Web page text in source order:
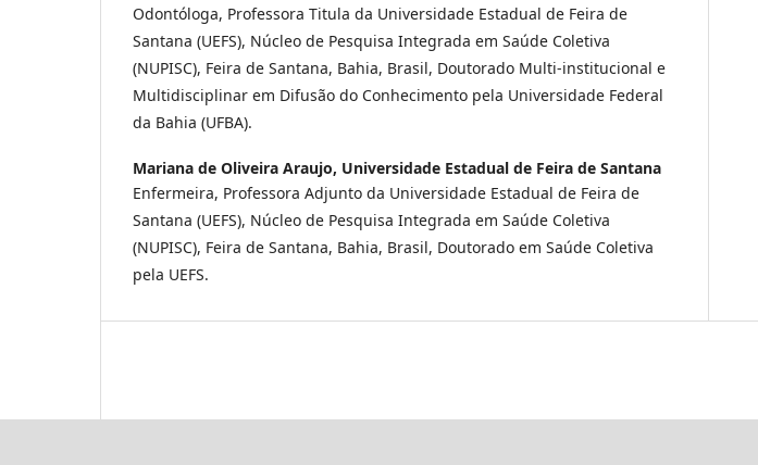
Odontóloga, Professora Titula da Universidade Estadual de Feira de
Santana (UEFS), Núcleo de Pesquisa Integrada em Saúde Coletiva
(NUPISC), Feira de Santana, Bahia, Brasil, Doutorado Multi-institucional e
Multidisciplinar em Difusão do Conhecimento pela Universidade Federal
da Bahia (UFBA).
Mariana de Oliveira Araujo, Universidade Estadual de Feira de Santana
Enfermeira, Professora Adjunto da Universidade Estadual de Feira de
Santana (UEFS), Núcleo de Pesquisa Integrada em Saúde Coletiva
(NUPISC), Feira de Santana, Bahia, Brasil, Doutorado em Saúde Coletiva
pela UEFS.